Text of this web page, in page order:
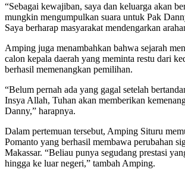
“Sebagai kewajiban, saya dan keluarga akan
mungkin mengumpulkan suara untuk Pak
Saya berharap masyarakat mendengarkan
Amping juga menambahkan bahwa sejarah
calon kepala daerah yang meminta restu dari
berhasil memenangkan pemilihan.
“Belum pernah ada yang gagal setelah
Insya Allah, Tuhan akan memberikan
Danny,” harapnya.
Dalam pertemuan tersebut, Amping Situru
Pomanto yang berhasil membawa perubahan
Makassar. “Beliau punya segudang prestasi
hingga ke luar negeri,” tambah Amping.